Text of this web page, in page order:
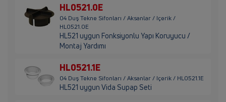
HL0521.0E
04 Duş Tekne Sifonları / Aksanlar / Içerik /
HL0521.0E
HL521 uygun Fonksiyonlu Yapı Koruyucu /
Montaj Yardımı
HL0521.1E
04 Duş Tekne Sifonları / Aksanlar / Içerik / HL0521.1E
HL521 uygun Vida Supap Seti